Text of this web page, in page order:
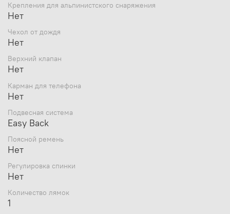
Крепления для альпинистского снаряжения
Нет
Чехол от дождя
Нет
Верхний клапан
Нет
Карман для телефона
Нет
Подвесная система
Easy Back
Поясной ремень
Нет
Регулировка спинки
Нет
Количество лямок
1